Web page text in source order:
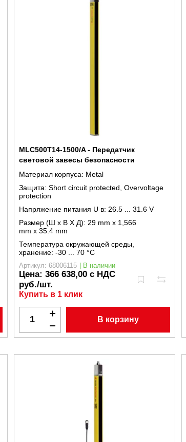
MLC500T14-1500/A - Передатчик
световой завесы безопасности
Материал корпуса: Metal
Защита: Short circuit protected, Overvoltage
protection
Напряжение питания U в: 26.5 ... 31.6 V
Размер (Ш x В X Д): 29 mm x 1,566
mm x 35.4 mm
Температура окружающей среды,
хранение: -30 ... 70 °C
Артикул: 68006115 | В наличии
Цена: 366 638,00 с НДС
руб./шт.
Купить в 1 клик
В корзину